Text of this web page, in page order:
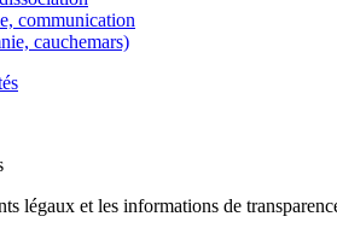
communication
cauchemars)
légaux et les informations de